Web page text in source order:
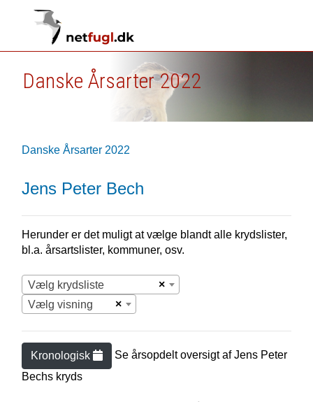
Danske Årsarter 2022
Danske Årsarter 2022
Jens Peter Bech
Herunder er det muligt at vælge blandt alle krydslister,
bl.a. årsartslister, kommuner, osv.
×
Vælg krydsliste
×
Vælg visning
Kronologisk Se årsopdelt oversigt afJens Peter
Bechs kryds